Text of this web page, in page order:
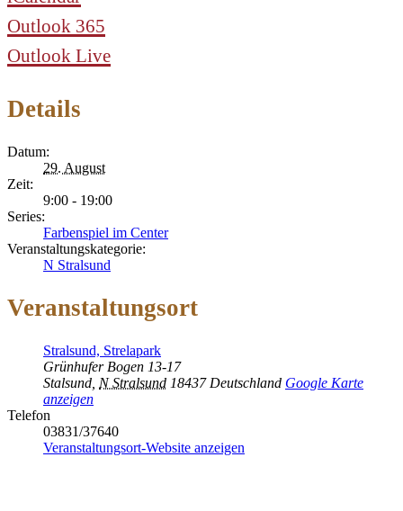
Outlook 365
Outlook Live
Details
Datum:
29. August
Zeit:
9:00 - 19:00
Series:
Farbenspiel im Center
Veranstaltungskategorie:
N Stralsund
Veranstaltungsort
Stralsund, Strelapark
Grünhufer Bogen 13-17
Stalsund N Stralsund 18437 Deutschland Google Karte
anzeigen
Telefon
03831/37640
Veranstaltungsort-Website anzeigen